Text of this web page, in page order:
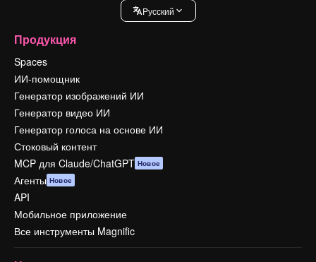
Pусский
Продукция
Spaces
ИИ-помощник
Генератор изображений ИИ
Генератор видео ИИ
Генератор голоса на основе ИИ
Стоковый контент
MCP для Claude/ChatGPT Новое
Агенты Новое
API
Мобильное приложение
Все инструменты Magnific